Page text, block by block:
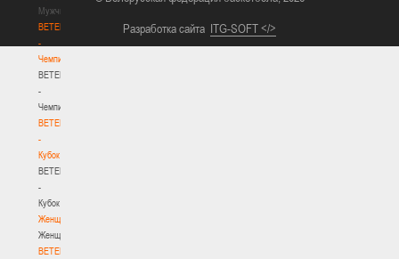
Мужчины
BETERA
-
Чемпионат
BETERA
-
Чемпионат
BETERA
-
Кубок
BETERA
-
Кубок
Женщины
Женщины
BETERA
Разработка сайта ITG-SOFT </>